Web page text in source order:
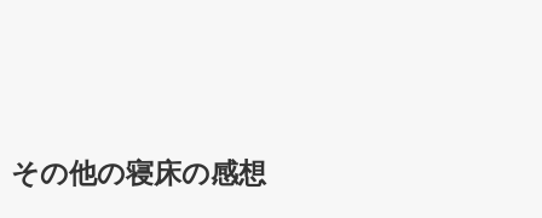
その他の寝床の感想